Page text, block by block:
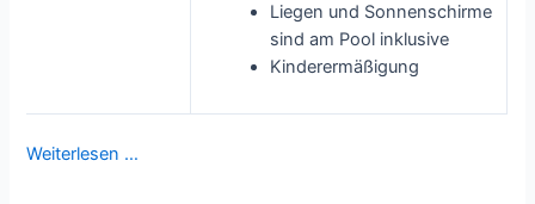
Liegen und Sonnenschirme
sind am Pool inklusive
Kinderermäßigung
Weiterlesen …